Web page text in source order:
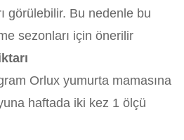
görülebilir. Bu nedenle bu
sezonları için önerilir.
:
Orlux yumurta mamasına
haftada iki kez 1 ölçü